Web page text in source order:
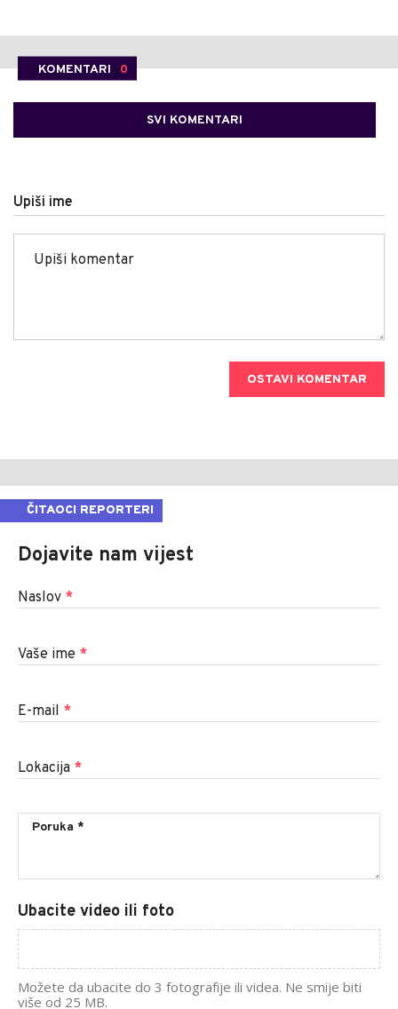
KOMENTARI 0
SVI KOMENTARI
Upiši ime
OSTAVI KOMENTAR
ČITAOCI REPORTERI
Dojavite nam vijest
Naslov *
Vaše ime *
E-mail *
Lokacija *
Ubacite video ili foto
Možete da ubacite do 3 fotografije ili videa. Ne smije biti
više od 25 MB.